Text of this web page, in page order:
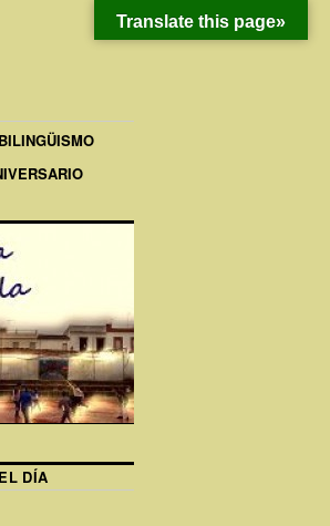
BILINGÜISMO
DÍA
Translate this page»